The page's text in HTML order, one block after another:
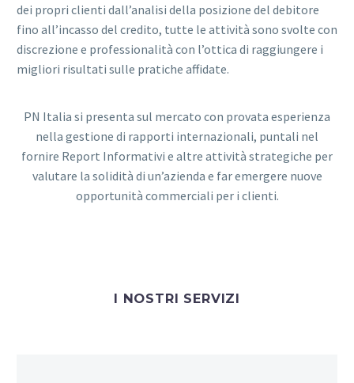
dei propri clienti dall’analisi della posizione del debitore
fino all’incasso del credito, tutte le attività sono svolte con
discrezione e professionalità con l’ottica di raggiungere i
migliori risultati sulle pratiche affidate.
PN Italia si presenta sul mercato con provata esperienza
nella gestione di rapporti internazionali, puntali nel
fornire Report Informativi e altre attività strategiche per
valutare la solidità di un’azienda e far emergere nuove
opportunità commerciali per i clienti.
I NOSTRI SERVIZI